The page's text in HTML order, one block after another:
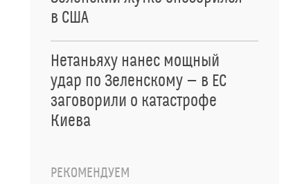
в США
Нетаньяху нанес мощный
удар по Зеленскому — в ЕС
заговорили о катастрофе
Киева
РЕКОМЕНДУЕМ